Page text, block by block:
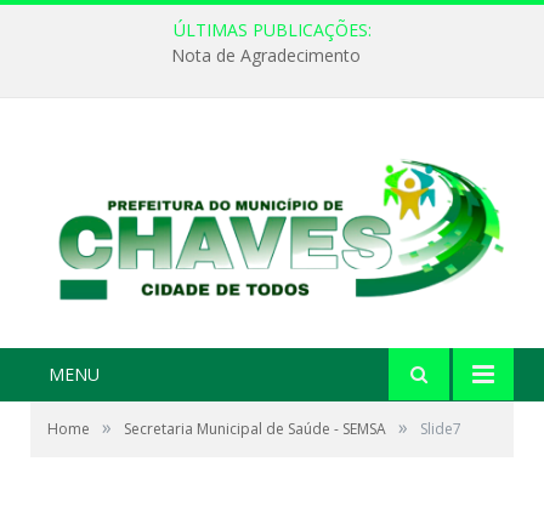
ÚLTIMAS PUBLICAÇÕES:
Nota de Agradecimento
MENU
Home » Secretaria Municipal de Saúde - SEMSA » Slide7